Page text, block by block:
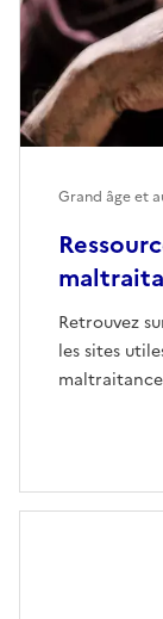
Retrouvez
les sites
Grand âge et